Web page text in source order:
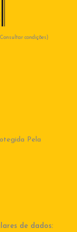
condições)
Pela
de dados: